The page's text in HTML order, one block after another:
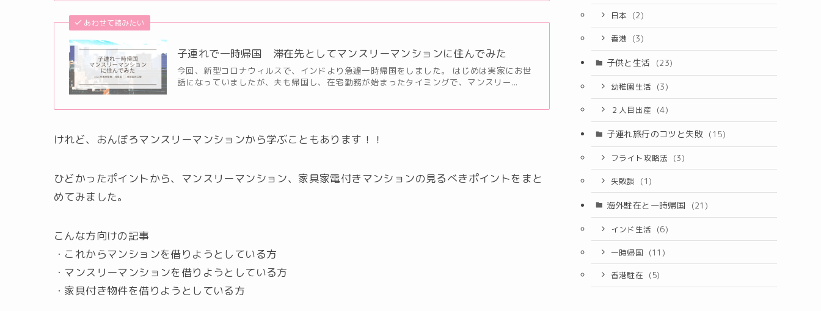
あわせて読みたい
子連れで一時帰国 滞在先としてマンスリーマンションに住んでみた
今回、新型コロナウィルスで、インドより急遽一時帰国をしました。 はじめは実家にお世
話になっていましたが、夫も帰国し、在宅勤務が始まったタイミングで、マンスリー...
けれど、おんぼろマンスリーマンションから学ぶこともあります！！
ひどかったポイントから、マンスリーマンション、家具家電付きマンションの見るべきポイントをまと
めてみました。
こんな方向けの記事
・これからマンションを借りようとしている方
・マンスリーマンションを借りようとしている方
・家具付き物件を借りようとしている方
日本 (2)
香港 (3)
子供と生活 (23)
幼稚園生活 (3)
２人目出産 (4)
子連れ旅行のコツと失敗 (15)
フライト攻略法 (3)
失敗談 (1)
海外駐在と一時帰国 (21)
インド生活 (6)
一時帰国 (11)
香港駐在 (5)